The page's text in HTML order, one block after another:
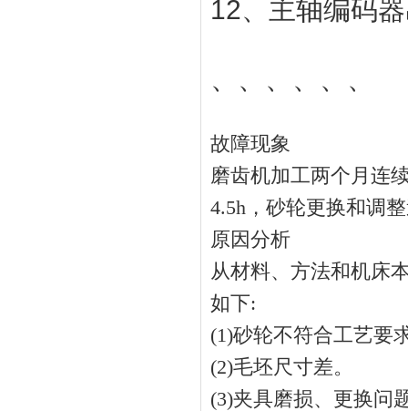
12、主轴编码
、、、、、、
故障现象
磨齿机加工两个月连
4.5h，砂轮更换和调
原因分析
从材料、方法和机床
如下:
(1)砂轮不符合工艺要
(2)毛坯尺寸差。
(3)夹具磨损、更换问